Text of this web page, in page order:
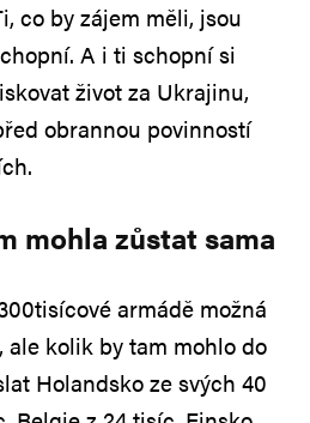
co by zájem měli, jsou
A i ti schopní si
život za Ukrajinu,
obrannou povinností
mohla zůstat sama
armádě možná
ale kolik by tam mohlo do
Holandsko ze svých 40